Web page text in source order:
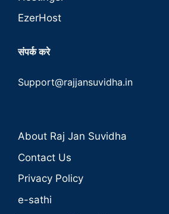
EzerHost
संपर्क करे
Support@rajjansuvidha.in
About Raj Jan Suvidha
Contact Us
Privacy Policy
e-sathi